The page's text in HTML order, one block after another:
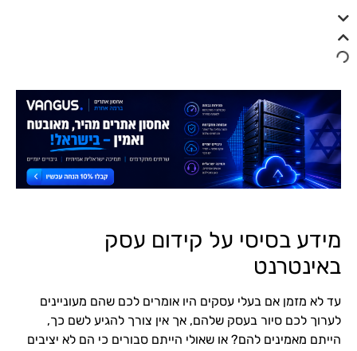
מידע בסיסי על קידום עסק
באינטרנט
עד לא מזמן אם בעלי עסקים היו אומרים לכם שהם מעוניינים
לערוך לכם סיור בעסק שלהם, אך אין צורך להגיע לשם כך,
הייתם מאמינים להם? או שאולי הייתם סבורים כי הם לא יציבים